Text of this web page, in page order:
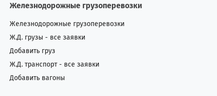
Железнодорожные грузоперевозки
Железнодорожные грузоперевозки
Ж.Д. грузы - все заявки
Добавить груз
Ж.Д. транспорт - все заявки
Добавить вагоны